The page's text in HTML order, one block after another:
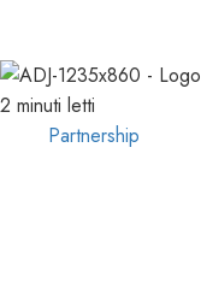
2 minuti letti
Partnership